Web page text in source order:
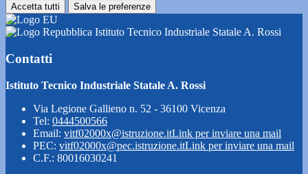
Accetta tutti Salva le preferenze
Istituto Tecnico Industriale Statale A. Rossi
Contatti
Istituto Tecnico Industriale Statale A. Rossi
Via Legione Gallieno n. 52 - 36100 Vicenza
Tel: 0444500566
Email: vitf02000x@istruzione.itLink per inviare una mail
PEC: vitf02000x@pec.istruzione.itLink per inviare una mail
C.F.: 80016030241